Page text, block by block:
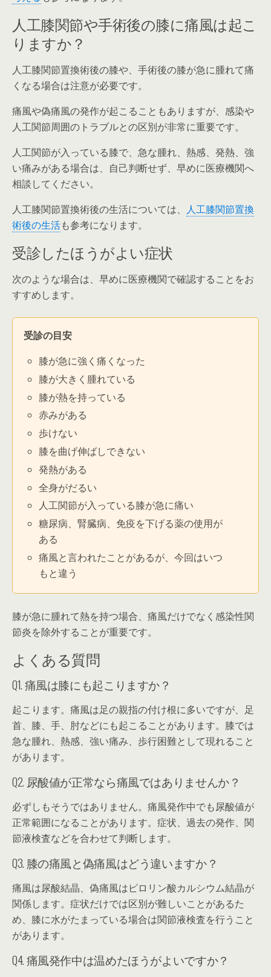
人工膝関節や手術後の膝に痛風は起こ
りますか？
人工膝関節置換術後の膝や、手術後の膝が急に腫れて痛
くなる場合は注意が必要です。
痛風や偽痛風の発作が起こることもありますが、感染や
人工関節周囲のトラブルとの区別が非常に重要です。
人工関節が入っている膝で、急な腫れ、熱感、発熱、強
い痛みがある場合は、自己判断せず、早めに医療機関へ
相談してください。
人工膝関節置換術後の生活については、 人工膝関節置換
術後の生活も参考になります。
受診したほうがよい症状
次のような場合は、早めに医療機関で確認することをお
すすめします。
受診の目安
膝が急に強く痛くなった
膝が大きく腫れている
膝が熱を持っている
赤みがある
歩けない
膝を曲げ伸ばしできない
発熱がある
全身がだるい
人工関節が入っている膝が急に痛い
糖尿病、腎臓病、免疫を下げる薬の使用が
ある
痛風と言われたことがあるが、今回はいつ
もと違う
膝が急に腫れて熱を持つ場合、痛風だけでなく感染性関
節炎を除外することが重要です。
よくある質問
Q1. 痛風は膝にも起こりますか？
起こります。痛風は足の親指の付け根に多いですが、足
首、膝、手、肘などにも起こることがあります。膝では
急な腫れ、熱感、強い痛み、歩行困難として現れること
があります。
Q2. 尿酸値が正常なら痛風ではありませんか？
必ずしもそうではありません。痛風発作中でも尿酸値が
正常範囲になることがあります。症状、過去の発作、関
節液検査などを合わせて判断します。
Q3. 膝の痛風と偽痛風はどう違いますか？
痛風は尿酸結晶、偽痛風はピロリン酸カルシウム結晶が
関係します。症状だけでは区別が難しいことがあるた
め、膝に水がたまっている場合は関節液検査を行うこと
があります。
Q4. 痛風発作中は温めたほうがよいですか？